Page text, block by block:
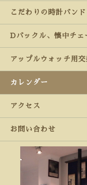
こだわりの時計バン
Dバックル、懐中チェ
アップルウォッチ用交
カレンダー
アクセス
お問い合わせ